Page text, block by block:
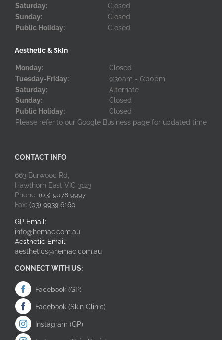
Saturday:
Closed
Sunday:
Closed
Public Holiday:
Closed
Aesthetic & Skin
Monday:
Closed
Tuesday-Friday:
9:30am - 6:00pm
Saturday:
Alternate
Sunday:
Closed
Public Holiday:
Closed
Please refer to our Google Business page for updated time
CONTACT INFO
663 Burwood Rd,
Hawthorn East VIC 3123
Phone: (03) 9078 9997
Fax: (03) 9939 6160
GP Email:
info@hemac.com.au
Aesthetic Email:
aesthetics@hemac.com.au
CONNECT WITH US:
Facebook (GP)
Facebook (Skin Clinic)
Instagram (GP)